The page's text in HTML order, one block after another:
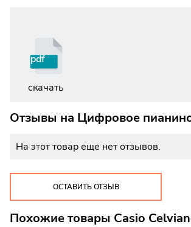
pdf
скачать
Отзывы на Цифровое
На этот товар еще нет отзывов.
ОСТАВИТЬ ОТЗЫВ
Похожие товары Casio